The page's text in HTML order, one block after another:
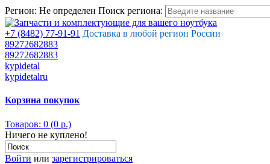
Регион: Не определен Поиск региона:
+7 (8482) 77-91-91 Доставка в любой регион России
89272682883
89272682883
kypidetal
kypidetalru
Корзина покупок
Товаров: 0 (0 р.)
Ничего не куплено!
Войти или зарегистрироваться